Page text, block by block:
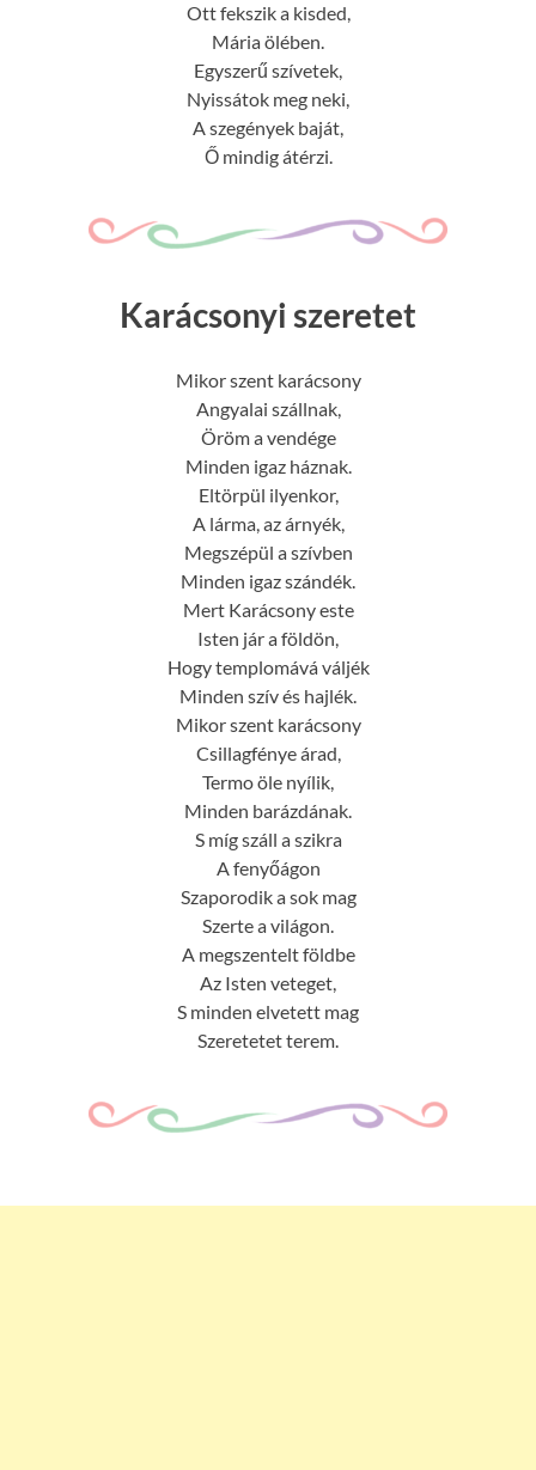
Ott fekszik a kisded,
Mária ölében.
Egyszerű szívetek,
Nyissátok meg neki,
A szegények baját,
Ő mindig átérzi.
Karácsonyi szeretet
Mikor szent karácsony
Angyalai szállnak,
Öröm a vendége
Minden igaz háznak.
Eltörpül ilyenkor,
A lárma, az árnyék,
Megszépül a szívben
Minden igaz szándék.
Mert Karácsony este
Isten jár a földön,
Hogy templomává váljék
Minden szív és hajlék.
Mikor szent karácsony
Csillagfénye árad,
Termo öle nyílik,
Minden barázdának.
S míg száll a szikra
A fenyőágon
Szaporodik a sok mag
Szerte a világon.
A megszentelt földbe
Az Isten veteget,
S minden elvetett mag
Szeretetet terem.